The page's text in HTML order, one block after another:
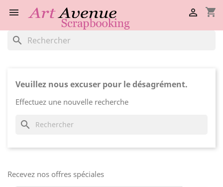
 shopping_cart

search
Veuillez nous excuser pour le désagrément.
Effectuez une nouvelle recherche
search
Recevez nos offres spéciales